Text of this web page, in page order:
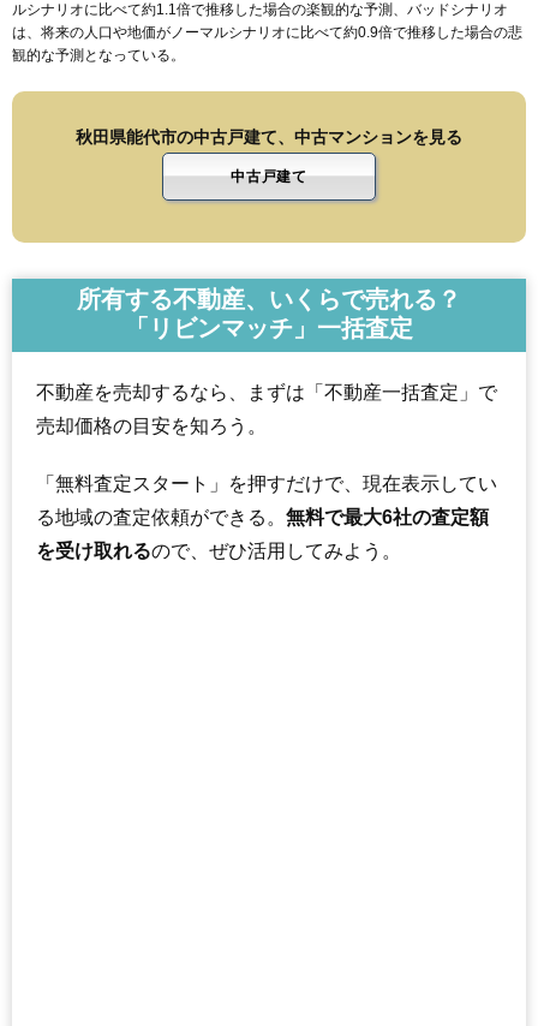
ルシナリオに比べて約1.1倍で推移した場合の楽観的な予測、バッドシナリオ
は、将来の人口や地価がノーマルシナリオに比べて約0.9倍で推移した場合の悲
観的な予測となっている。
秋田県能代市の中古戸建て、中古マンションを見る
中古戸建て
所有する不動産、いくらで売れる？
「リビンマッチ」一括査定
不動産を売却するなら、まずは「不動産一括査定」で
売却価格の目安を知ろう。
「無料査定スタート」を押すだけで、現在表示してい
る地域の査定依頼ができる。 無料で最大6社の査定額
を受け取れるので、ぜひ活用してみよう。